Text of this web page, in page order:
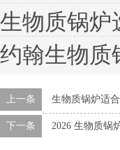
生物质锅炉
约翰生物质
上一条 生物质锅炉适
下一条 2026 生物质锅